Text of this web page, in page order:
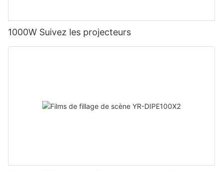
1000W Suivez les projecteurs